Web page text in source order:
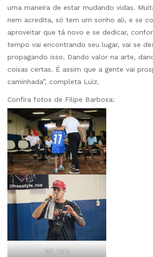
uma maneira de estar mudando vidas.
nem acredita, só tem um sonho ali, e se
aproveitar que tá novo e se dedicar,
tempo vai encontrando seu lugar, vai se
propagando isso. Dando valor na arte,
coisas certas. É assim que a gente vai
caminhada”, completa Luiz.
Confira fotos de Filipe Barbosa:
MC Fefe